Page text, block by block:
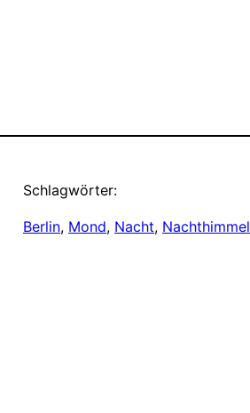
Schlagwörter:
Berlin, Mond, Nacht, Nachthimmel